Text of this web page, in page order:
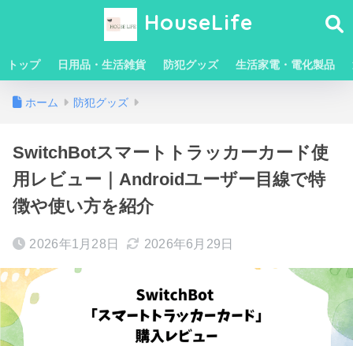
HouseLife
トップ 日用品・生活雑貨 防犯グッズ 生活家電・電化製品
ホーム 防犯グッズ
SwitchBotスマートトラッカーカード使
用レビュー｜Androidユーザー目線で特
徴や使い方を紹介
2026年1月28日 2026年6月29日